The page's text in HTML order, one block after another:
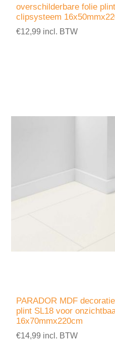
overschilderbare folie
clipsysteem
€12,99 incl. BTW
PARADOR MDF
plint SL18 voor
16x70mmx220cm
€14,99 incl. BTW